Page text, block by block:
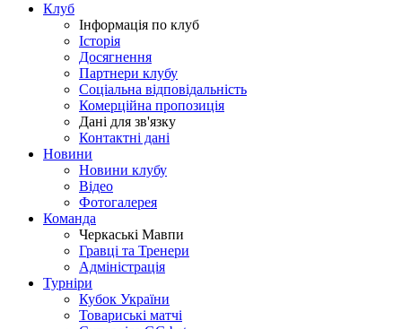
Клуб
Інформація по клуб
Історія
Досягнення
Партнери клубу
Соціальна відповідальність
Комерційна пропозиція
Дані для зв'язку
Контактні дані
Новини
Новини клубу
Відео
Фотогалерея
Команда
Черкаські Мавпи
Гравці та Тренери
Адміністрація
Турніри
Кубок України
Товариські матчі